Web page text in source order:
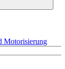
Motorisierung